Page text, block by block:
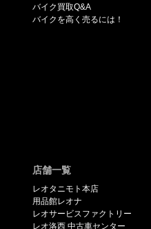
バイク買取Q&A
バイクを高く売るには！
店舗一覧
レオタニモト本店
用品館レオナ
レオサービスファクトリー
レオ洛西 中古車センター